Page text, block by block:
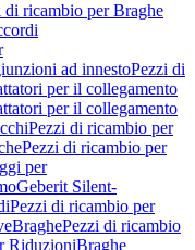
di ricambio per Braghe
ad innestoPezzi di
per il collegamento
per il collegamento
Pezzi di ricambio per
Pezzi di ricambio per
per
Geberit Silent-
Pezzi di ricambio per
BraghePezzi di ricambio
RiduzioniBraghe